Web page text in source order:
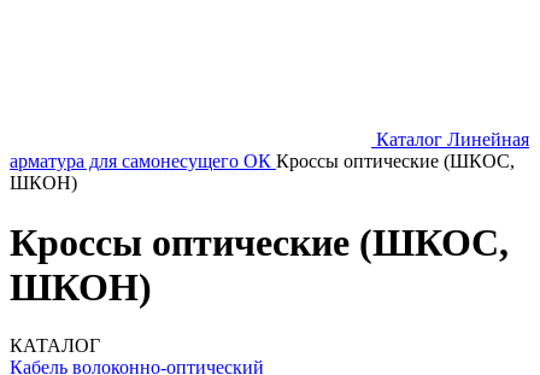
Каталог Линейная
арматура для самонесущего ОК Кроссы оптические (ШКОС,
ШКОН)
Кроссы оптические (ШКОС,
ШКОН)
КАТАЛОГ
Кабель волоконно-оптический